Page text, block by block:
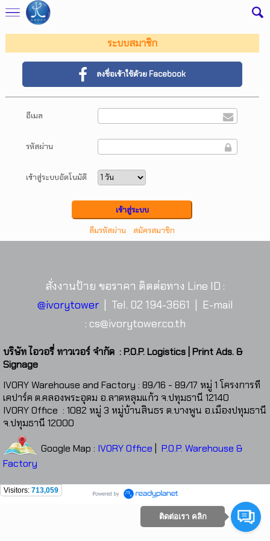
ระบบสมาชิก
ลงชื่อเข้าใช้ด้วย Facebook
อีเมล
รหัสผ่าน
เข้าสู่ระบบอัตโนมัติ
ลืมรหัสผ่าน สมัครสมาชิก
สั่งงานป้าย ขอราคา ติดต่อทาง Line ID :
@ivorytower
| Tel. 02 194-3661 | E-mail
: cs@ivorytower.co.th
บริษัท ไอวอรี่ ทาวเวอร์ จำกัด : P.O.P. Logistics | Print Ads. &
Signage
IVORY Warehouse and Factory : 89/16 - 89/17 หมู่ 1 โครงการที
เคปาร์ค ต.คลองพระอุดม อ.ลาดหลุมแก้ว จ.ปทุมธานี 12140
IVORY Office : 1082 หมู่ 3 หมู่บ้านสินธร ต.บางพูน อ.เมืองปทุมธานี
จ.ปทุมธานี 12000
Google Map : IVORY Office
P.O.P. Warehouse &
Factory
Visitors: 713,059
ติดต่อเรา คลิก